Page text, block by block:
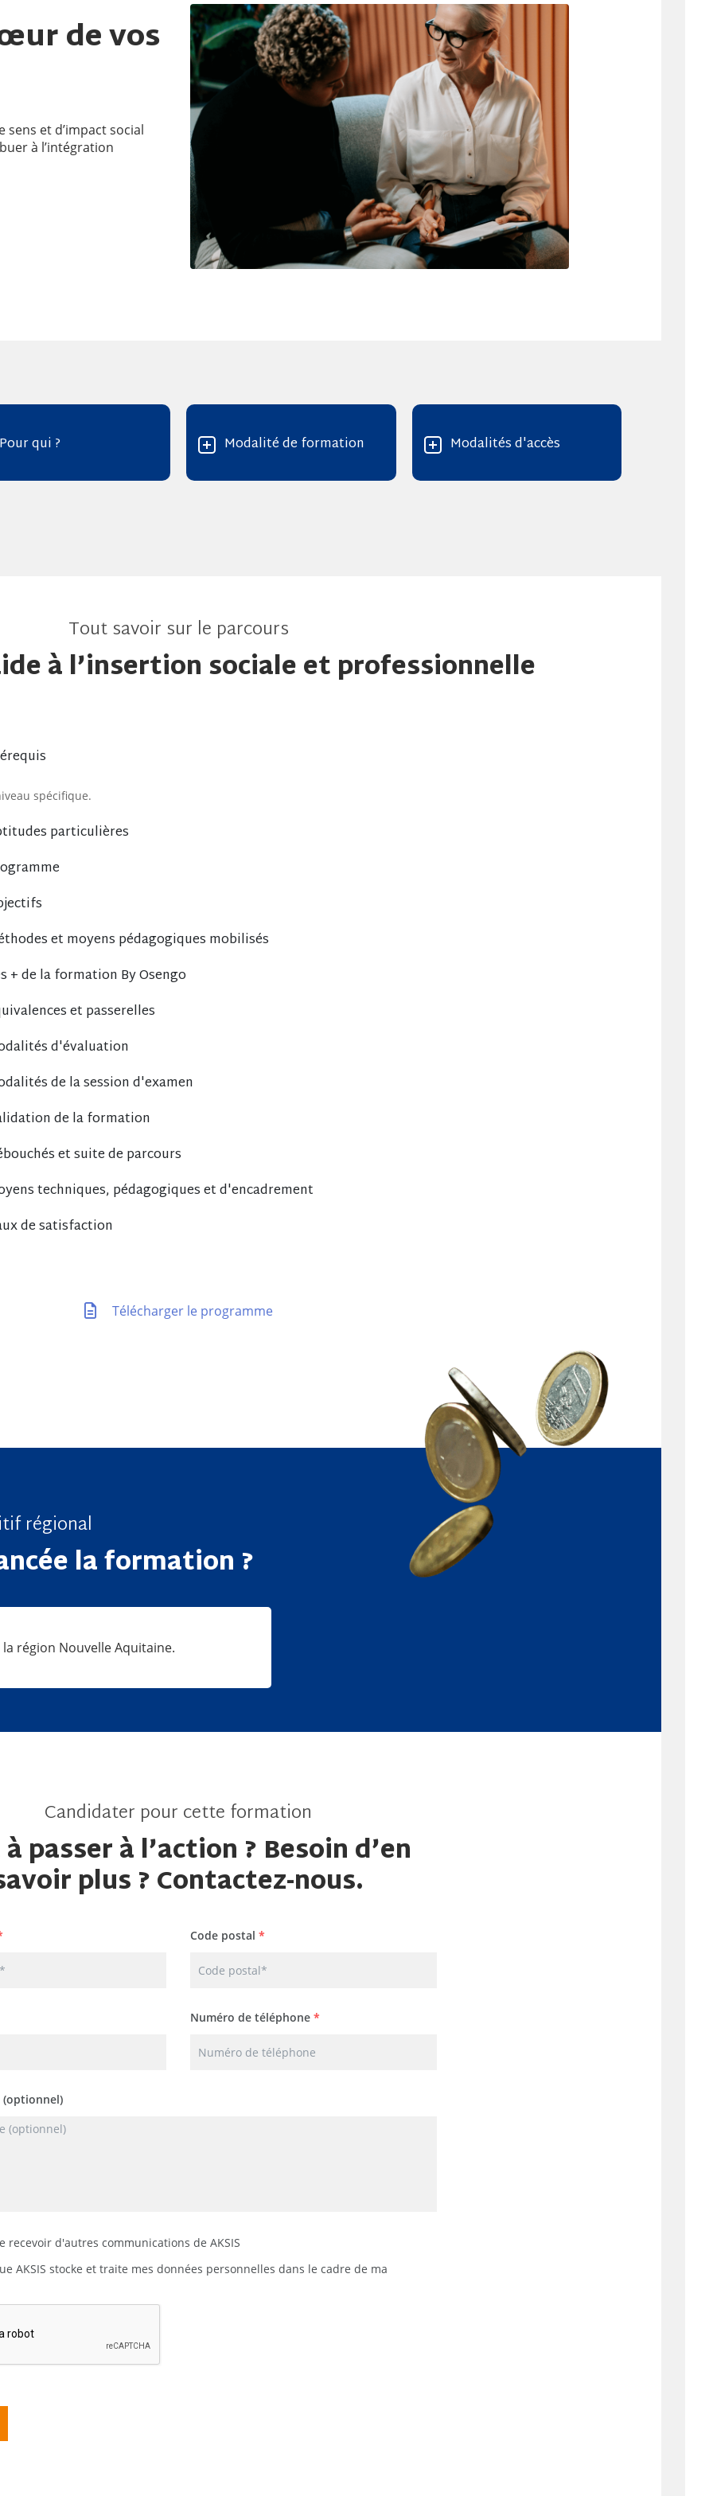
de vos
et d’impact social
à l’intégration
Pour qui ? Modalité de formation Modalités d'accès
Tout savoir sur le parcours
à l’insertion sociale et professionnelle
spécifique.
particulières
et moyens pédagogiques mobilisés
+ de la formation By Osengo
et passerelles
d'évaluation
de la session d'examen
de la formation
et suite de parcours
techniques, pédagogiques et d'encadrement
de satisfaction
Télécharger le programme
régional
la formation ?
région Nouvelle Aquitaine.
Candidater pour cette formation
passer à l’action ? Besoin d’en
plus ? Contactez-nous.
Code postal *
Numéro de téléphone *
(optionnel)
recevoir d'autres communications de AKSIS
AKSIS stocke et traite mes données personnelles dans le cadre de ma